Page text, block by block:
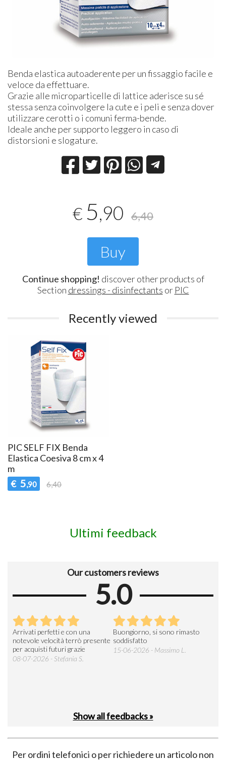
Benda elastica autoaderente per un fissaggio facile e
veloce da effettuare.
Grazie alle microparticelle di lattice aderisce su sé
stessa senza coinvolgere la cute e i peli e senza dover
utilizzare cerotti o i comuni ferma-bende.
Ideale anche per supporto leggero in caso di
distorsioni e slogature.
€ 5,90 6,40
Buy
Continue shopping! discover other products of
Section dressings - disinfectants or PIC
Recently viewed
PIC SELF FIX Benda
Elastica Coesiva 8 cm x 4
m
€ 5,90 6,40
Ultimi feedback
Our customers reviews
5.0
Arrivati perfetti e con una
notevole velocità terrò presente
per acquisti futuri grazie
08-07-2026 - Stefania S.
Buongiorno, si sono rimasto
soddisfatto
15-06-2026 - Massimo L.
Show all feedbacks »
Per ordini telefonici o per richiedere un articolo non